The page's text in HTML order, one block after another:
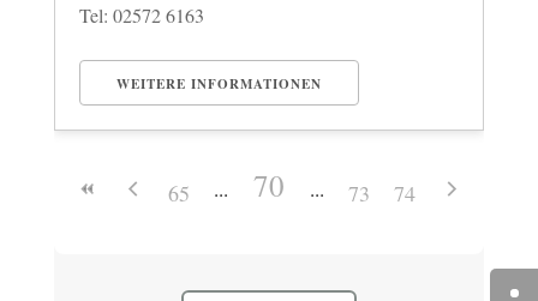
Tel: 02572 6163
WEITERE INFORMATIONEN
65 70 73 74